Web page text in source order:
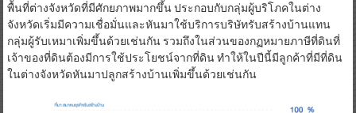
กลุ่มผู้รับเหมาเพิ่มขึ้นด้วยเช่นกัน รวมถึงในส่วนของกฏหมายภาษีที่ดินที่
เจ้าของที่ดินต้องมีการใช้ประโยชน์จากที่ดิน ทำให้ในปีนี้มีลูกค้าที่มีที่ดิน
ในต่างจังหวัดหันมาปลูกสร้างบ้านเพิ่มขึ้นด้วยเช่นกัน